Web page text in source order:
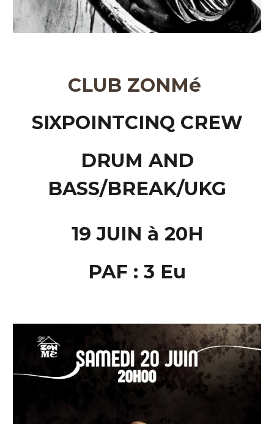
CLUB ZONMé
SIXPOINTCINQ CREW
DRUM AND
BASS/BREAK/UKG
19 JUIN à 20H
PAF : 3 Eu